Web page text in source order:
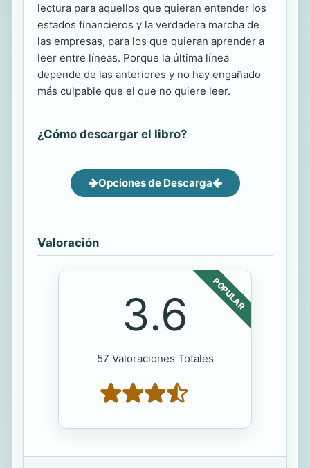
lectura para aquellos que quieran entender los
estados financieros y la verdadera marcha de
las empresas, para los que quieran aprender a
leer entre líneas. Porque la última línea
depende de las anteriores y no hay engañado
más culpable que el que no quiere leer.
¿Cómo descargar el libro?
Opciones de Descarga
Valoración
POPULAR
3.6
57 Valoraciones Totales